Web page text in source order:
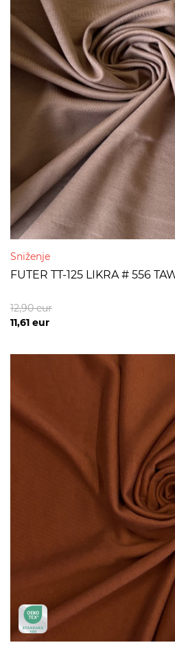
Sniženje
FUTER TT-125 LIKRA # 556
11,61 eur
12,90eur